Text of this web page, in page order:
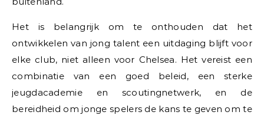
Het is belangrijk om te onthouden dat het
ontwikkelen van jong talent een uitdaging blijft voor
elke club, niet alleen voor Chelsea. Het vereist een
combinatie van een goed beleid, een sterke
jeugdacademie en scoutingnetwerk, en de
bereidheid om jonge spelers de kans te geven om te